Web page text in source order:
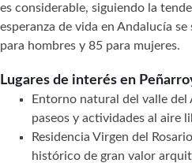
es considerable, siguiendo la
esperanza de vida en Andalucía
para hombres y 85 para mujeres.
Lugares de interés en
Entorno natural del valle
paseos y actividades al aire
Residencia Virgen del
histórico de gran valor